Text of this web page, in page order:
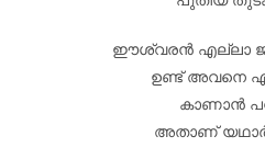
ഈശ്വരൻ എല്ലാ
ഉണ്ട് അവനെ
കാണാൻ
അതാണ്